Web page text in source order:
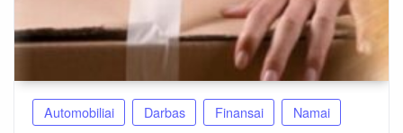
Automobiliai Darbas Finansai
Namai